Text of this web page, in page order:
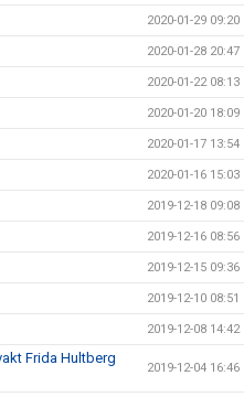
2020-01-29 09:20
2020-01-28 20:47
2020-01-22 08:13
2020-01-20 18:09
2020-01-17 13:54
2020-01-16 15:03
2019-12-18 09:08
2019-12-16 08:56
2019-12-15 09:36
2019-12-10 08:51
2019-12-08 14:42
Frida Hultberg
2019-12-04 16:46